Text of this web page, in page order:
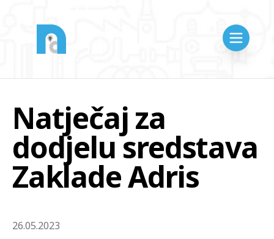
Natječaj za
dodjelu sredstava
Zaklade Adris
26.05.2023